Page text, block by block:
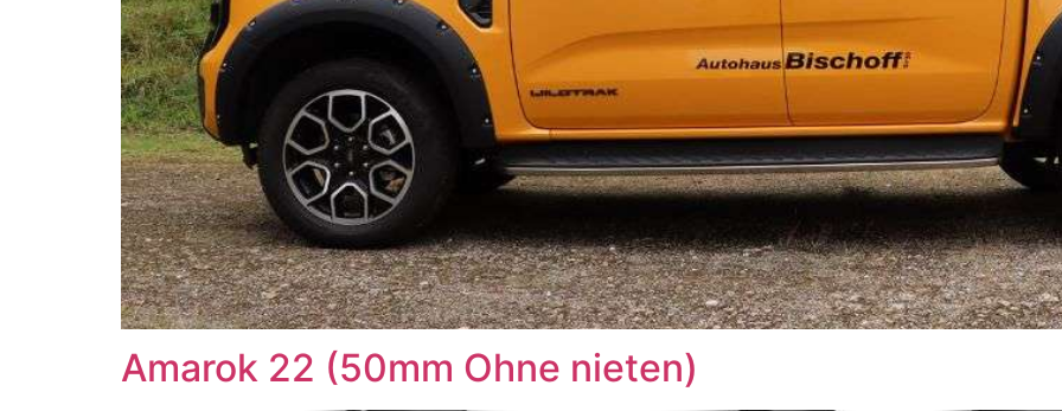
Amarok 22 (50mm Ohne nieten)